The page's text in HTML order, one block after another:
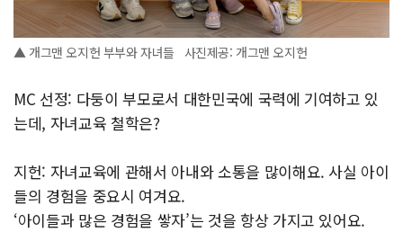
▲ 개그맨 오지헌 부부와 자녀들 사진제공: 개그맨 오지헌
MC 선정: 다둥이 부모로서 대한민국에 국력에 기여하고 있
는데, 자녀교육 철학은?
지헌: 자녀교육에 관해서 아내와 소통을 많이해요. 사실 아이
들의 경험을 중요시 여겨요.
‘아이들과 많은 경험을 쌓자’는 것을 항상 가지고 있어요.